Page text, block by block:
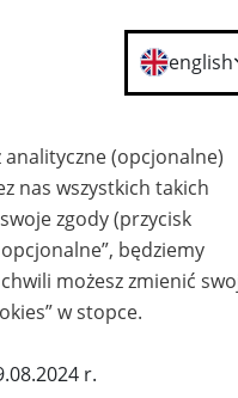
i otrzymywanie na nie
i otrzymywanie odpowiedzi z
wizyty w jednostce ZUS.
swoje dane zapisane na koncie
o stanie konta
o wystawionych
składek (np. przedsiębiorcą)
z aplikacji ePłatnik, za
i przekażesz
o wydanie
english
(opcjonalne)
nas wszystkich takich
zgody (przycisk
będziemy
możesz zmienić
w stopce.
r.